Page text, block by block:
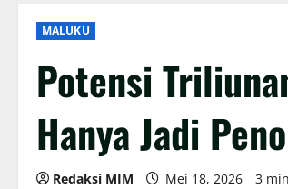
MALUKU
Potensi
Hanya Jadi
Redaksi MIM Mei 18, 2026 3